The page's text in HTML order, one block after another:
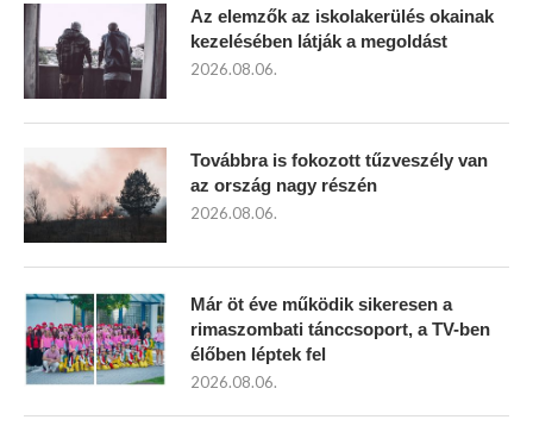
Az elemzők az iskolakerülés okainak
kezelésében látják a megoldást
2026.08.06.
Továbbra is fokozott tűzveszély van
az ország nagy részén
2026.08.06.
Már öt éve működik sikeresen a
rimaszombati tánccsoport, a TV-ben
élőben léptek fel
2026.08.06.